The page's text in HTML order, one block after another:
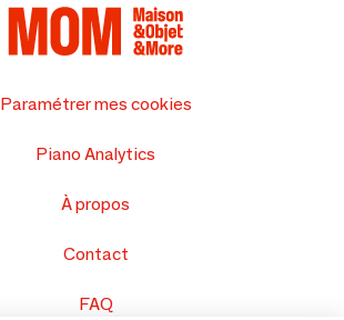
Paramétrer mes cookies
Piano Analytics
À propos
Contact
FAQ